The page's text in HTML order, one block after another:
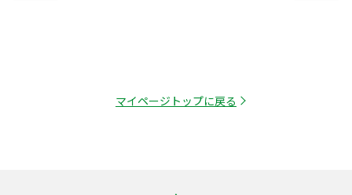
マイページトップに戻る